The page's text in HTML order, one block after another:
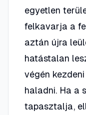
egyetlen
felkavarja a
aztán újra
hatástalan
végén
haladni. Ha a
tapasztalja,